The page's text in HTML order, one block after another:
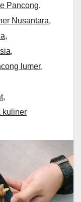
Pancong,
Nusantara,
,
,
lumer,
,
kuliner